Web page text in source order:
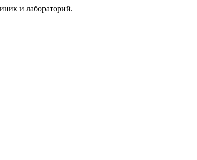
и лабораторий.